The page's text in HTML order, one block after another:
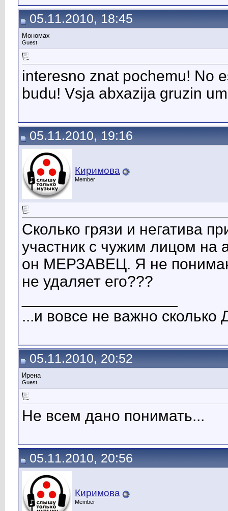
05.11.2010, 18:45
Мономах
Guest
interesno znat pochemu! No
budu! Vsja abxazija gruzin
05.11.2010, 19:16
Киримова
Member
Сколько грязи и негатива
участник с чужим лицом на
он МЕРЗАВЕЦ. Я не
не удаляет его???
...и вовсе не важно сколько
05.11.2010, 20:52
Ирена
Guest
Не всем дано понимать...
05.11.2010, 20:56
Киримова
Member